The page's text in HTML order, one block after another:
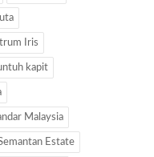
Iris
kapit
Malaysia
Estate